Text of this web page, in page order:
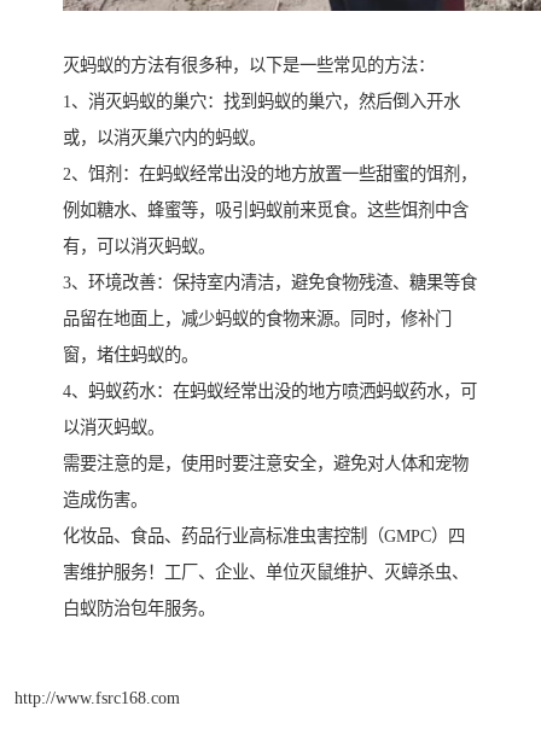
灭蚂蚁的方法有很多种，以下是一些常见的方法：
1、消灭蚂蚁的巢穴：找到蚂蚁的巢穴，然后倒入开水
或，以消灭巢穴内的蚂蚁。
2、饵剂：在蚂蚁经常出没的地方放置一些甜蜜的饵剂，
例如糖水、蜂蜜等，吸引蚂蚁前来觅食。这些饵剂中含
有，可以消灭蚂蚁。
3、环境改善：保持室内清洁，避免食物残渣、糖果等食
品留在地面上，减少蚂蚁的食物来源。同时，修补门
窗，堵住蚂蚁的。
4、蚂蚁药水：在蚂蚁经常出没的地方喷洒蚂蚁药水，可
以消灭蚂蚁。
需要注意的是，使用时要注意安全，避免对人体和宠物
造成伤害。
化妆品、食品、药品行业高标准虫害控制（GMPC）四
害维护服务！工厂、企业、单位灭鼠维护、灭蟑杀虫、
白蚁防治包年服务。
http://www.fsrc168.com